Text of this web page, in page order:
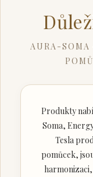
AURA-SOMA
Produkty
Soma,
Tesla
pomůcek,